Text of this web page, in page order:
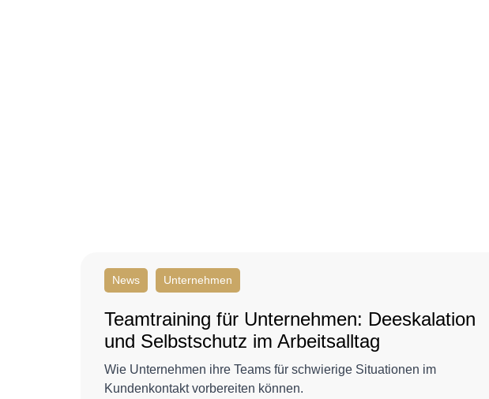
News Unternehmen
Teamtraining für Unternehmen: Deeskalation
und Selbstschutz im Arbeitsalltag
Wie Unternehmen ihre Teams für schwierige Situationen im
Kundenkontakt vorbereiten können.